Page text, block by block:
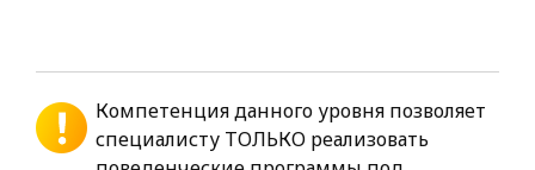
Компетенция данного уровня позволяет
специалисту ТОЛЬКО реализовать